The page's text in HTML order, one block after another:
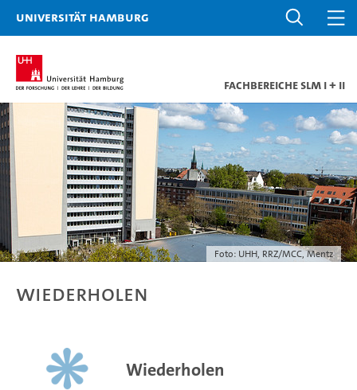
Universität Hamburg
Fachbereiche SLM I + II
Foto: UHH, RRZ/MCC, Mentz
Wiederholen
Wiederholen